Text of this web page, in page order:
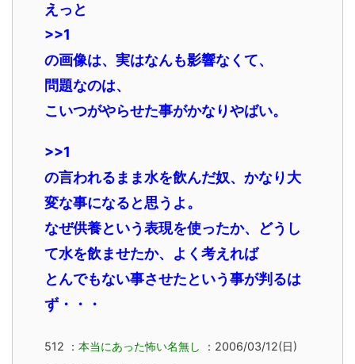
えっと
>>1
の画像は、実はなんも影響なくて、
問題なのは、
こいつがやらせた事がかなりやばい。
>>1
の言われるまま水を飲んだ奴、かなり大
変な事になると思うよ。
なぜ供養という表現を使ったか、どうし
て水を飲ませたか、よく考えれば
とんでもない事させたという事が判るは
ず・・・
512 ： 本当にあった怖い名無し
：2006/03/12(日)